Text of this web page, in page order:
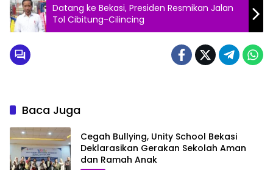
Datang ke Bekasi, Presiden Resmikan Jalan
Tol Cibitung-Cilincing
Baca Juga
Cegah Bullying, Unity School Bekasi
Deklarasikan Gerakan Sekolah Aman
dan Ramah Anak